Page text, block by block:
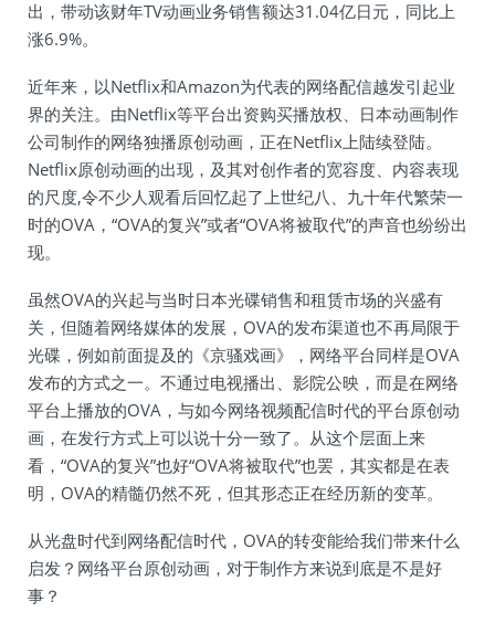
出，带动该财年TV动画业务销售额达31.04亿日元，同比上
涨6.9%。
近年来，以Netflix和Amazon为代表的网络配信越发引起业
界的关注。由Netflix等平台出资购买播放权、日本动画制作
公司制作的网络独播原创动画，正在Netflix上陆续登陆。
Netflix原创动画的出现，及其对创作者的宽容度、内容表现
的尺度,令不少人观看后回忆起了上世纪八、九十年代繁荣一
时的OVA，“OVA的复兴”或者“OVA将被取代”的声音也纷纷出
现。
虽然OVA的兴起与当时日本光碟销售和租赁市场的兴盛有
关，但随着网络媒体的发展，OVA的发布渠道也不再局限于
光碟，例如前面提及的《京骚戏画》，网络平台同样是OVA
发布的方式之一。不通过电视播出、影院公映，而是在网络
平台上播放的OVA，与如今网络视频配信时代的平台原创动
画，在发行方式上可以说十分一致了。从这个层面上来
看，“OVA的复兴”也好“OVA将被取代”也罢，其实都是在表
明，OVA的精髓仍然不死，但其形态正在经历新的变革。
从光盘时代到网络配信时代，OVA的转变能给我们带来什么
启发？网络平台原创动画，对于制作方来说到底是不是好
事？